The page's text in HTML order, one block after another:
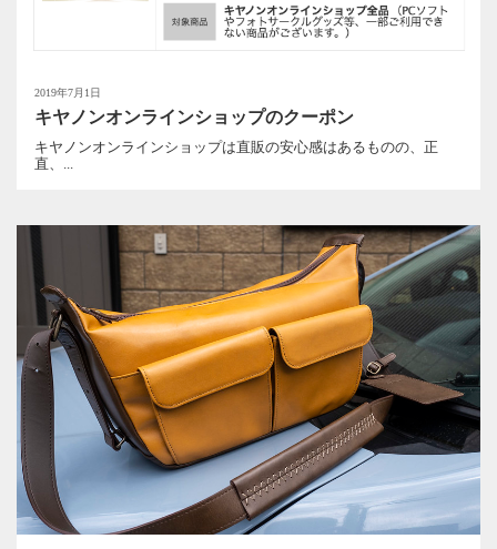
2019年7月1日
キヤノンオンラインショップのクーポン
キヤノンオンラインショップは直販の安心感はあるものの、正
直、...